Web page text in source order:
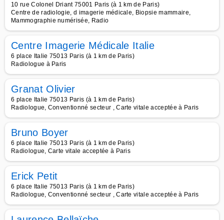
10 rue Colonel Driant 75001 Paris (à 1 km de Paris)
Centre de radiologie, d imagerie médicale, Biopsie mammaire,
Mammographie numérisée, Radio
Centre Imagerie Médicale Italie
6 place Italie 75013 Paris (à 1 km de Paris)
Radiologue à Paris
Granat Olivier
6 place Italie 75013 Paris (à 1 km de Paris)
Radiologue, Conventionné secteur , Carte vitale acceptée à Paris
Bruno Boyer
6 place Italie 75013 Paris (à 1 km de Paris)
Radiologue, Carte vitale acceptée à Paris
Erick Petit
6 place Italie 75013 Paris (à 1 km de Paris)
Radiologue, Conventionné secteur , Carte vitale acceptée à Paris